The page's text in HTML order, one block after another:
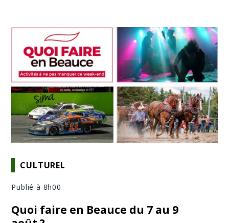
CULTUREL
Publié à 8h00
Quoi faire en Beauce du 7 au 9